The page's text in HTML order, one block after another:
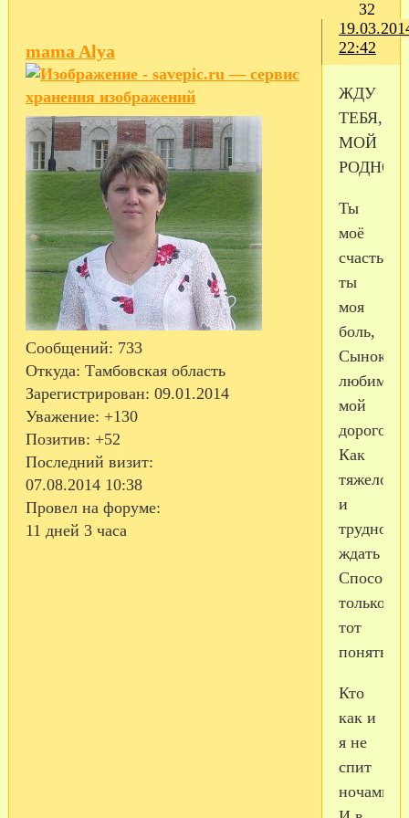
32
22:42
mama Alya
Сообщений: 733
Откуда: Тамбовская область
Зарегистрирован: 09.01.2014
Уважение: +130
Позитив: +52
Последний визит:
07.08.2014 10:38
Провел на форуме:
11 дней 3 часа
ЖДУ
ТЕБЯ,
МОЙ
Ты
моё
счастье,
ты
моя
боль,
Сынок
мой
дорогой!
Как
тяжело
и
трудно
ждать
Способен
только
тот
понять,
Кто
как и
я не
спит
ночами,